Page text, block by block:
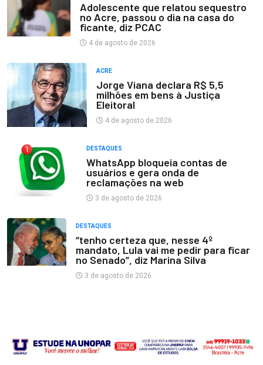
Adolescente que relatou sequestro
no Acre, passou o dia na casa do
ficante, diz PCAC
4 de agosto de 2026
ACRE
Jorge Viana declara R$ 5,5
milhões em bens à Justiça
Eleitoral
4 de agosto de 2026
DESTAQUES
WhatsApp bloqueia contas de
usuários e gera onda de
reclamações na web
3 de agosto de 2026
DESTAQUES
“tenho certeza que, nesse 4º
mandato, Lula vai me pedir para ficar
no Senado”, diz Marina Silva
3 de agosto de 2026